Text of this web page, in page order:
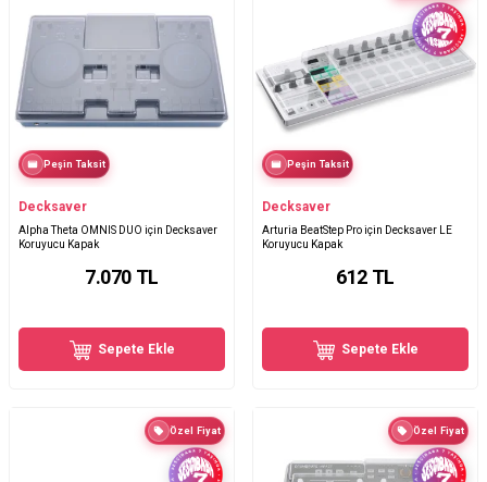
Peşin Taksit
Decksaver
Alpha Theta OMNIS DUO için Decksaver
Koruyucu Kapak
7.070 TL
Sepete Ekle
Peşin Taksit
Decksaver
Arturia BeatStep Pro için Decksaver LE
Koruyucu Kapak
612 TL
Sepete Ekle
Özel Fiyat Özel Fiyat